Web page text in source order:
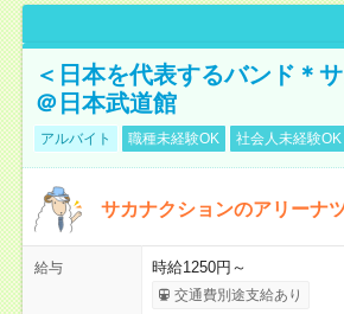
＜日本を代表するバンド＊
＠日本武道館
アルバイト 職種未経験OK 社会人未経験OK
サカナクションのアリーナ
給与 時給1250円～
交通費別途支給あり